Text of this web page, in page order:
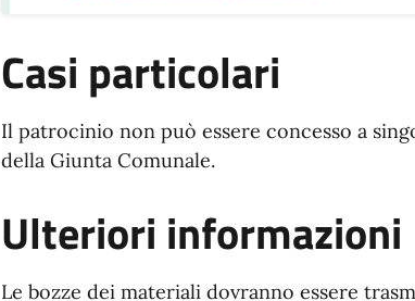
Casi particolari
Il patrocinio non può essere concesso a
della Giunta Comunale.
Ulteriori informazioni
Le bozze dei materiali dovranno essere